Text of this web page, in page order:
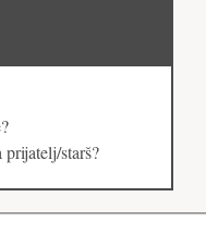
starš?